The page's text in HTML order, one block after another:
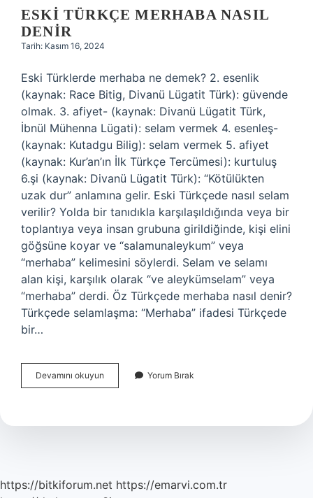
ESKI TÜRKÇE MERHABA NASIL
DENIR
Tarih: Kasım 16, 2024
Eski Türklerde merhaba ne demek? 2. esenlik
(kaynak: Race Bitig, Divanü Lügatit Türk): güvende
olmak. 3. afiyet- (kaynak: Divanü Lügatit Türk,
İbnül Mühenna Lügati): selam vermek 4. esenleş-
(kaynak: Kutadgu Bilig): selam vermek 5. afiyet
(kaynak: Kur’an’ın İlk Türkçe Tercümesi): kurtuluş
6.şi (kaynak: Divanü Lügatit Türk): “Kötülükten
uzak dur” anlamına gelir. Eski Türkçede nasıl selam
verilir? Yolda bir tanıdıkla karşılaşıldığında veya bir
toplantıya veya insan grubuna girildiğinde, kişi elini
göğsüne koyar ve “salamunaleykum” veya
“merhaba” kelimesini söylerdi. Selam ve selamı
alan kişi, karşılık olarak “ve aleykümselam” veya
“merhaba” derdi. Öz Türkçede merhaba nasıl denir?
Türkçede selamlaşma: “Merhaba” ifadesi Türkçede
bir…
Devamını okuyun
Türkçe
Denir
Yorum Bırak
https://bitkiforum.net https://emarvi.com.tr